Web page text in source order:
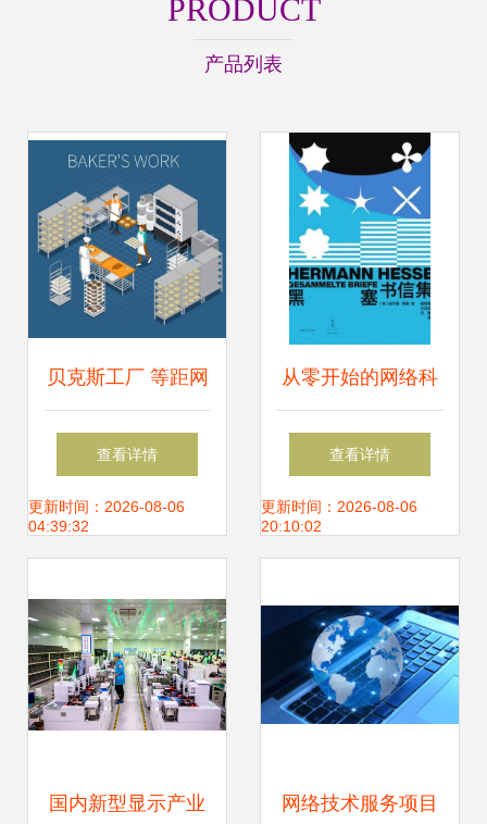
PRODUCT
产品列表
贝克斯工厂 等距网
络技术服务的创新
实践
查看详情
更新时间：2026-08-06
04:39:32
从零开始的网络科
技加盟游戏之路,成
功经验分享
查看详情
更新时间：2026-08-06
20:10:02
国内新型显示产业 网络技术服务项目